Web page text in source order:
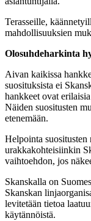
Terasseille,
mahdollisuuksien
Olosuhdeharkinta
Aivan kaikissa
suosituksista ei
hankkeet ovat
Näiden suositusten
etenemään.
Helpointa suositusten
urakkakohteisiinkin
vaihtoehdon, jos
Skanskalla on
Skanskan
levitetään tietoa
käytännöistä.